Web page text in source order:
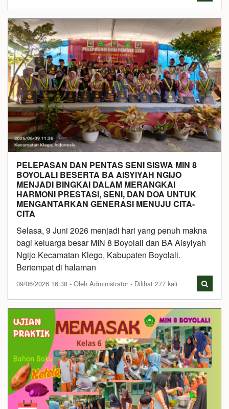
PELEPASAN DAN PENTAS SENI SISWA MIN 8
BOYOLALI BESERTA BA AISYIYAH NGIJO
MENJADI BINGKAI DALAM MERANGKAI
HARMONI PRESTASI, SENI, DAN DOA UNTUK
MENGANTARKAN GENERASI MENUJU CITA-
CITA
Selasa, 9 Juni 2026 menjadi hari yang penuh makna
bagi keluarga besar MIN 8 Boyolali dan BA Aisyiyah
Ngijo Kecamatan Klego, Kabupaten Boyolali.
Bertempat di halaman
09/06/2026 16:38 - Oleh Administrator - Dilihat 277 kali